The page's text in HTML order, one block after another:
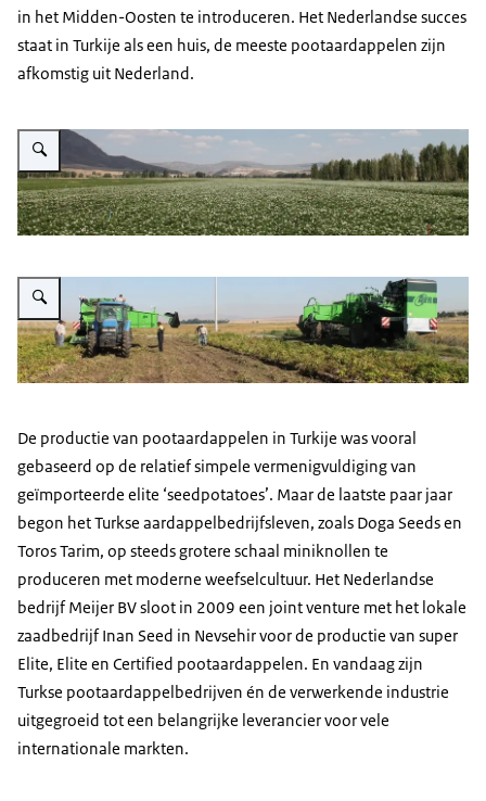
in het Midden-Oosten te introduceren. Het Nederlandse succes
staat in Turkije als een huis, de meeste pootaardappelen zijn
afkomstig uit Nederland.
Vergroot afbeelding Aardappelketen
Vergroot afbeelding Aardappelketen
De productie van pootaardappelen in Turkije was vooral
gebaseerd op de relatief simpele vermenigvuldiging van
geïmporteerde elite ‘seedpotatoes’. Maar de laatste paar jaar
begon het Turkse aardappelbedrijfsleven, zoals Doga Seeds en
Toros Tarim, op steeds grotere schaal miniknollen te
produceren met moderne weefselcultuur. Het Nederlandse
bedrijf Meijer BV sloot in 2009 een joint venture met het lokale
zaadbedrijf Inan Seed in Nevsehir voor de productie van super
Elite, Elite en Certified pootaardappelen. En vandaag zijn
Turkse pootaardappelbedrijven én de verwerkende industrie
uitgegroeid tot een belangrijke leverancier voor vele
internationale markten.